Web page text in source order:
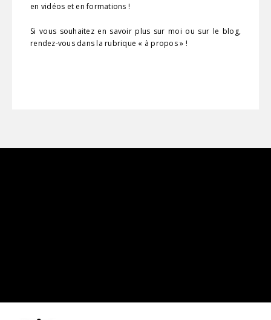
en vidéos et en formations !
Si vous souhaitez en savoir plus sur moi ou sur le blog,
rendez-vous dans la rubrique « à propos » !